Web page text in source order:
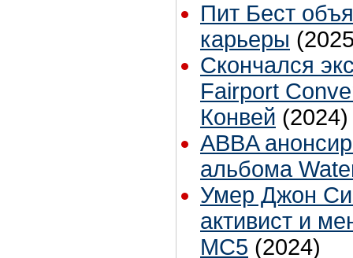
Пит Бест
карьеры
Скончался
Fairport
Конвей (2024)
ABBA
альбома
Умер Джон
активист и
MC5 (2024)